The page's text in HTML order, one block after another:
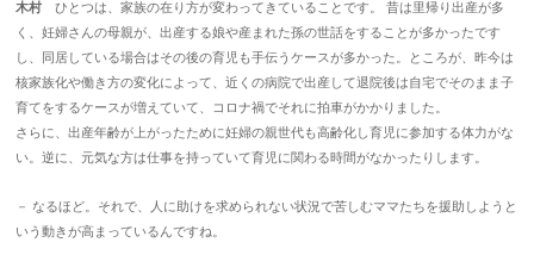
木村ひとつは、家族の在り方が変わってきていることです。 昔は里帰り出産が多
く、妊婦さんの母親が、出産する娘や産まれた孫の世話をすることが多かったです
し、同居している場合はその後の育児も手伝うケースが多かった。ところが、昨今は
核家族化や働き方の変化によって、近くの病院で出産して退院後は自宅でそのまま子
育てをするケースが増えていて、コロナ禍でそれに拍車がかかりました。
さらに、出産年齢が上がったために妊婦の親世代も高齢化し育児に参加する体力がな
い。逆に、元気な方は仕事を持っていて育児に関わる時間がなかったりします。
－ なるほど。それで、人に助けを求められない状況で苦しむママたちを援助しようと
いう動きが高まっているんですね。